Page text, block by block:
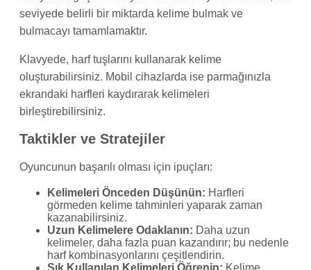
seviyede belirli bir miktarda kelime bulmak ve
bulmacayı tamamlamaktır.
Klavyede, harf tuşlarını kullanarak kelime
oluşturabilirsiniz. Mobil cihazlarda ise parmağınızla
ekrandaki harfleri kaydırarak kelimeleri
birleştirebilirsiniz.
Taktikler ve Stratejiler
Oyuncunun başarılı olması için ipuçları:
Kelimeleri Önceden Düşünün: Harfleri
görmeden kelime tahminleri yaparak zaman
kazanabilirsiniz.
Uzun Kelimelere Odaklanın: Daha uzun
kelimeler, daha fazla puan kazandırır; bu nedenle
harf kombinasyonlarını çeşitlendirin.